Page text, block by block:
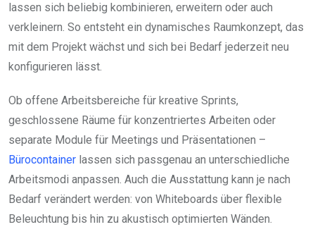
lassen sich beliebig kombinieren, erweitern oder auch
verkleinern. So entsteht ein dynamisches Raumkonzept, das
mit dem Projekt wächst und sich bei Bedarf jederzeit neu
konfigurieren lässt.
Ob offene Arbeitsbereiche für kreative Sprints,
geschlossene Räume für konzentriertes Arbeiten oder
separate Module für Meetings und Präsentationen –
Bürocontainer lassen sich passgenau an unterschiedliche
Arbeitsmodi anpassen. Auch die Ausstattung kann je nach
Bedarf verändert werden: von Whiteboards über flexible
Beleuchtung bis hin zu akustisch optimierten Wänden.